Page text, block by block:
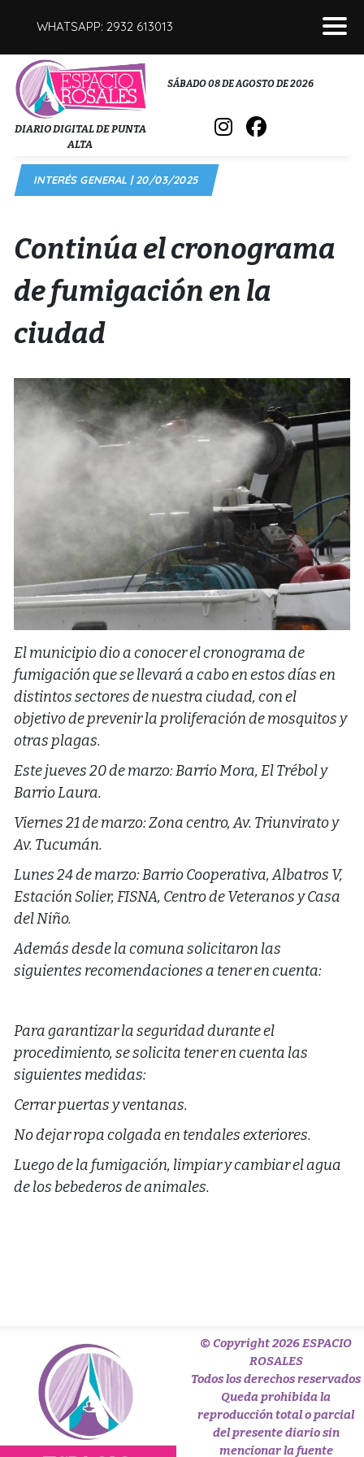
WHATSAPP: 2932 613013
POLICIALES
INTERÉS GENERAL
DEPORTES
DIARIO DIGITAL DE PUNTA
ALTA
SÁBADO 08 DE AGOSTO DE 2026
INTERÉS GENERAL | 20/03/2025
Continúa el cronograma
de fumigación en la
ciudad
El municipio dio a conocer el cronograma de
fumigación que se llevará a cabo en estos días en
distintos sectores de nuestra ciudad, con el
objetivo de prevenir la proliferación de mosquitos y
otras plagas.
Este jueves 20 de marzo: Barrio Mora, El Trébol y
Barrio Laura.
Viernes 21 de marzo: Zona centro, Av. Triunvirato y
Av. Tucumán.
Lunes 24 de marzo: Barrio Cooperativa, Albatros V,
Estación Solier, FISNA, Centro de Veteranos y Casa
del Niño.
Además desde la comuna solicitaron las
siguientes recomendaciones a tener en cuenta:
Para garantizar la seguridad durante el
procedimiento, se solicita tener en cuenta las
siguientes medidas:
Cerrar puertas y ventanas.
No dejar ropa colgada en tendales exteriores.
Luego de la fumigación, limpiar y cambiar el agua
de los bebederos de animales.
© Copyright 2026 ESPACIO
ROSALES
Todos los derechos reservados
Queda prohibida la
reproducción total o parcial
del presente diario sin
mencionar la fuente